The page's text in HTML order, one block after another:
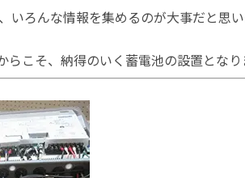
いろんな情報を集めるのが大事だと思い
らこそ、納得のいく蓄電池の設置となり